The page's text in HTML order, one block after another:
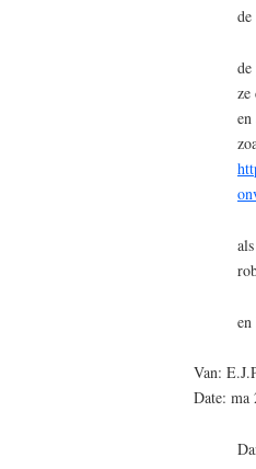
ze
Van:
Date: